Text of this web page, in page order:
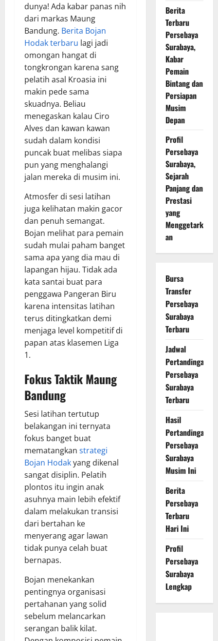
dunya! Ada kabar panas nih
dari markas Maung
Bandung. Berita Bojan
Hodak terbaru lagi jadi
omongan hangat di
tongkrongan karena sang
pelatih asal Kroasia ini
makin pede sama
skuadnya. Beliau
menegaskan kalau Ciro
Alves dan kawan kawan
sudah dalam kondisi
puncak buat melibas siapa
pun yang menghalangi
jalan mereka di musim ini.
Atmosfer di sesi latihan
juga kelihatan makin gacor
dan penuh semangat.
Bojan melihat para pemain
sudah mulai paham banget
sama apa yang dia mau di
lapangan hijau. Tidak ada
kata santai buat para
penggawa Pangeran Biru
karena intensitas latihan
terus ditingkatkan demi
menjaga level kompetitif di
papan atas klasemen Liga
1.
Fokus Taktik Maung
Bandung
Sesi latihan tertutup
belakangan ini ternyata
fokus banget buat
mematangkan strategi
Bojan Hodakyang dikenal
sangat disiplin. Pelatih
plontos itu ingin anak
asuhnya main lebih efektif
dalam melakukan transisi
dari bertahan ke
menyerang agar lawan
tidak punya celah buat
bernapas.
Bojan menekankan
pentingnya organisasi
pertahanan yang solid
sebelum melancarkan
serangan balik kilat.
Berita
Terbaru
Persebaya
Surabaya,
Kabar
Pemain
Bintang dan
Persiapan
Musim
Depan
Profil
Persebaya
Surabaya,
Sejarah
Panjang dan
Prestasi
yang
Menggetark
an
Bursa
Transfer
Persebaya
Surabaya
Terbaru
Jadwal
Pertandingan
Persebaya
Surabaya
Terbaru
Hasil
Pertandingan
Persebaya
Surabaya
Musim Ini
Berita
Persebaya
Terbaru
Hari Ini
Profil
Persebaya
Surabaya
Lengkap